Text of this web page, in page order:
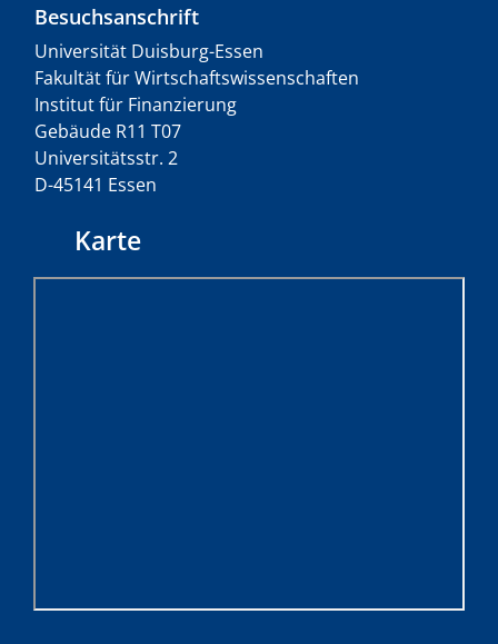
Besuchsanschrift
Universität Duisburg-Essen
Fakultät für Wirtschaftswissenschaften
Institut für Finanzierung
Gebäude R11 T07
Universitätsstr. 2
D-45141 Essen
Karte